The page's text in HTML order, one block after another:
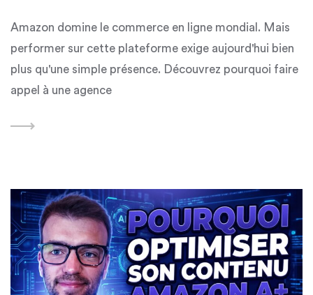
Amazon domine le commerce en ligne mondial. Mais
performer sur cette plateforme exige aujourd'hui bien
plus qu'une simple présence. Découvrez pourquoi faire
appel à une agence
Featured